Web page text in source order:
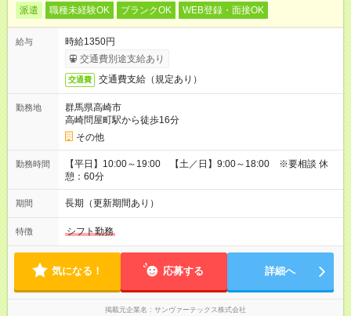
派遣 職種未経験OK ブランクOK WEB登録・面接OK
給与
時給1350円
交通費別途支給あり
交通費 交通費支給（規定あり）
勤務地
群馬県高崎市
高崎問屋町駅から徒歩16分
その他
勤務時間
【平日】10:00～19:00 【土／日】9:00～18:00 ※要相談 休
憩：60分
期間 長期（更新期間あり）
特徴 シフト勤務
気になる！ 応募する 詳細へ
掲載元企業名 サンヴァーテックス株式会社